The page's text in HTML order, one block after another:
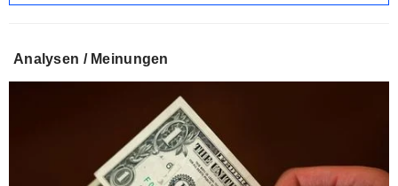
Analysen / Meinungen